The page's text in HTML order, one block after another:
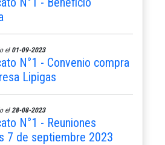
el 01-09-2023
N°1 - Convenio compra
Lipigas
el 28-08-2023
N°1 - Reuniones
7 de septiembre 2023